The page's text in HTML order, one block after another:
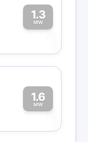
1.3
MW
1
1.6
MW1